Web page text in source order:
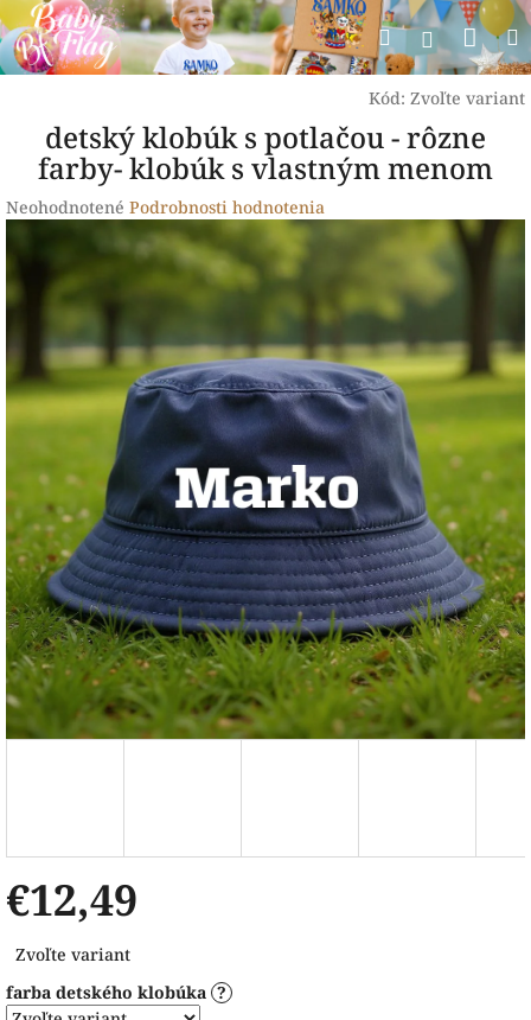
Prejsť
na
obsah
Hľadať
Kód: Zvoľte variant
detský klobúk s potlačou - rôzne
farby- klobúk s vlastným menom
Priemerné
produktu
0,0
5
hviezdičiek.
Neohodnotené Podrobnosti hodnotenia
€12,49
cena:
Zvoľte variant
farba detského klobúka ?